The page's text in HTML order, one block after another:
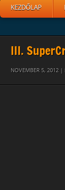
KEZDŐLAP
III.
NOVEMBER 5, 2012 |